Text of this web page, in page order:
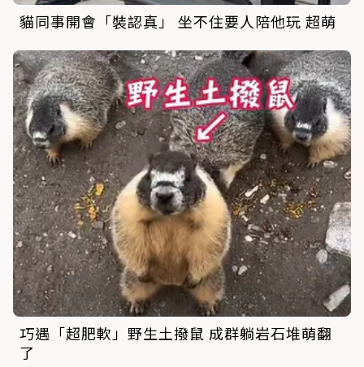
貓同事開會「裝認真」 坐不住要人陪他玩 超萌
巧遇「超肥軟」野生土撥鼠 成群躺岩石堆萌翻
了